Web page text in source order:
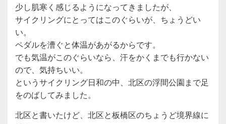
少し肌寒く感じるようになってきましたが、
サイクリングにとってはこのぐらいが、ちょうどい
い。
ペダルを漕ぐと体温があがるからです。
でも気温がこのぐらいなら、汗をかくまでも行かない
ので、気持ちいい。
というサイクリング日和の中、北区の浮間公園まで足
をのばしてみました。
北区と書いたけど、北区と板橋区のちょうど境界線に